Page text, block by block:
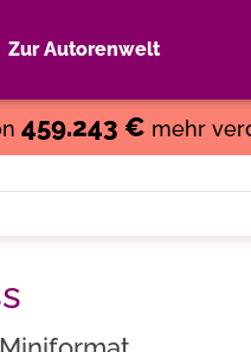
Zur Autorenwelt
459.243 € mehr